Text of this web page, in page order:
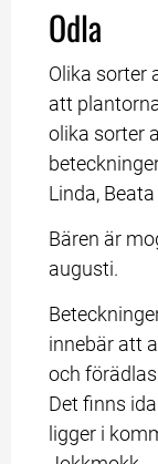
Odla
Olika sorter
att
olika sorter
Linda,
Bären är
augusti.
innebär att
och
Det finns
ligger i